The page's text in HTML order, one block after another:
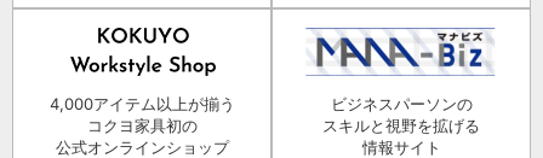
4,000アイテム以上が揃う
コクヨ家具初の
公式オンラインショップ
ビジネスパーソンの
スキルと視野を拡げる
情報サイト